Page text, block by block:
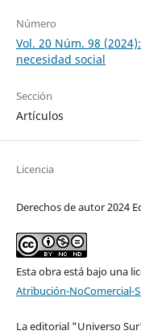
Número
Vol. 20 Núm. 98
necesidad social
Sección
Artículos
Licencia
Derechos de autor 2024
Esta obra está bajo una
Atribución-NoComercial-
La editorial "Universo